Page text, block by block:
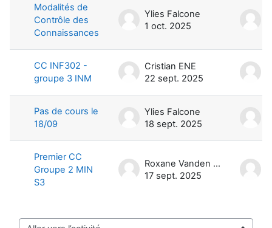
Modalités de
Contrôle des
Connaissances
Ylies Falcone
1 oct. 2025
CC INF302 -
groupe 3 INM
Cristian ENE
22 sept. 2025
Pas de cours le
18/09
Ylies Falcone
18 sept. 2025
Premier CC
Groupe 2 MIN
S3
Roxane Vanden Bossche
17 sept. 2025